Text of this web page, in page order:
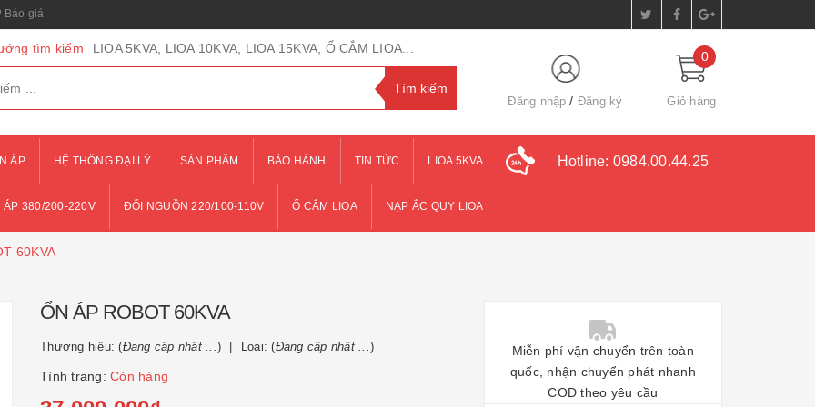
Báo giá
tìm kiếm LIOA 5KVA, LIOA 10KVA, LIOA 15KVA, Ổ CẮM LIOA...
Đăng nhập Đăng ký
0
Giỏ hàng
ÁP HỆ THỐNG ĐẠI LÝ SẢN PHẨM BẢO HÀNH TIN TỨC LIOA 5KVA
ÁP 380/200-220V ĐỔI NGUỒN 220/100-110V Ổ CẮM LIOA NẠP ẮC QUY LIOA
Hotline: 0984.00.44.25
60KVA
ỔN ÁP ROBOT 60KVA
Thương hiệu: (Đang cập nhật ...) Loại: (Đang cập nhật ...)
Tình trạng: Còn hàng
Miễn phí vận chuyển trên toàn
quốc, nhận chuyển phát nhanh
COD theo yêu cầu